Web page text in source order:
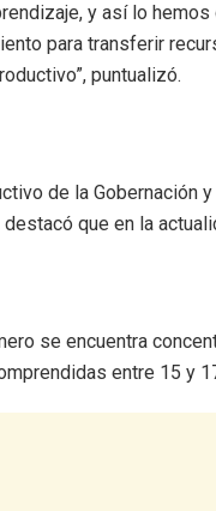
y así lo
para transferir
puntualizó.
de la Gobernación
que en la
se encuentra
entre 15 y